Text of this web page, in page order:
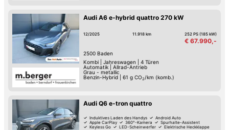
Audi A6 e-hybrid quattro 270 kW
12/2025 11.918 km 252 PS (185 kW)
€ 67.990,-
2500 Baden
Kombi| Jahreswagen
4 Türen
Automatik| Allrad-Antrieb
Grau - metallic
Benzin-Hybrid
61 g CO2 /km (komb.)
Audi Q6 e-tron quattro
Induktives Laden des Handys
Android Auto
Apple CarPlay
360°-Kamera
Spurhalte-Assistent
Keyless Go
LED-Scheinwerfer
Elektrische Heckklappe